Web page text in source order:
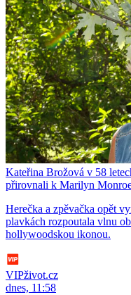
Kateřina Brožová v 58
přirovnali k Marilyn
Herečka a zpěvačka opět
plavkách rozpoutala vlnu
hollywoodskou ikonou.
VIPživot.cz
dnes, 11:58